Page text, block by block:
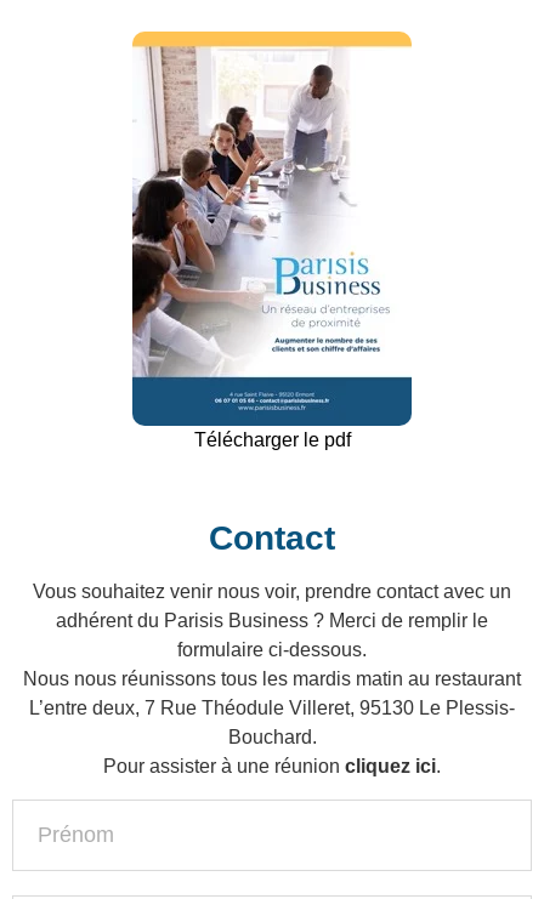
Télécharger le pdf
Contact
Vous souhaitez venir nous voir, prendre contact avec un
adhérent du Parisis Business ? Merci de remplir le
formulaire ci-dessous.
Nous nous réunissons tous les mardis matin au restaurant
L’entre deux, 7 Rue Théodule Villeret, 95130 Le Plessis-
Bouchard.
Pour assister à une réunion cliquez ici.